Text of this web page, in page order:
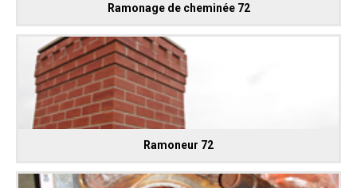
Ramonage de cheminée 72
Ramoneur 72